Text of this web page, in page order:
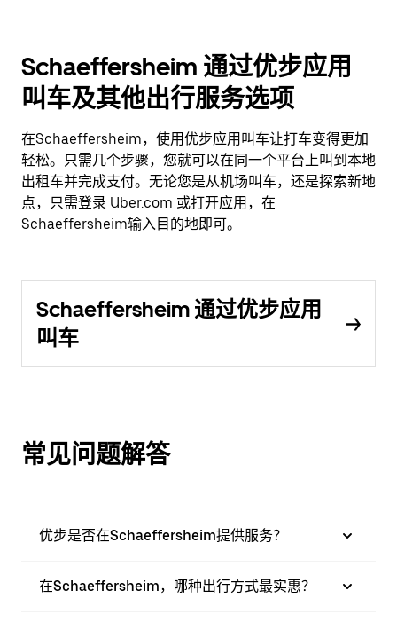
Schaeffersheim 通过优步应用
叫车及其他出行服务选项
在Schaeffersheim，使用优步应用叫车让打车变得更加
轻松。只需几个步骤，您就可以在同一个平台上叫到本地
出租车并完成支付。无论您是从机场叫车，还是探索新地
点，只需登录 Uber.com 或打开应用，在
Schaeffersheim输入目的地即可。
Schaeffersheim 通过优步应用
叫车
常见问题解答
优步是否在Schaeffersheim提供服务？
在Schaeffersheim，哪种出行方式最实惠？